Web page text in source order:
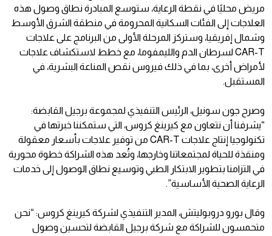
مريض محليًا في نقطة الرعاية، ستوسع المبادرة نطاق وصول هذه
العلاجات إلى الفئات السكانية المحرومة في منطقة الشرق الأوسط
وشمال إفريقيا، وستركز المرحلة الأولى من البرنامج على علاجات
CAR-T لسرطان الدم والليمفوما، مع خطط لاستكشاف علاجات
لأمراض أخرى، بما في ذلك فيروس نقص المناعة البشرية، في
المستقبل.
وصرح جون سونيل، الرئيس التنفيذي لمجموعة برجيل القابضة:
“يشرفنا أن نتعاون مع كيرينغ كروس، التي ستمكننا خبرتها في
تكنولوجيا إنتاج علاجات CAR-T من توفير علاجات بأسعار معقولة
ومنقذة للحياة لمجتمعاتنا وخارجها، وتُعد هذه الشراكة خطوة محورية
في التزامنا بتطوير الابتكار الطبي وتوسيع نطاق الوصول إلى خدمات
الرعاية الصحية الأساسية”.
وقال بورو دروبوليتش، المدير التنفيذي لشركة كيرينغ كروس: “نحن
متحمسون للشراكة مع شركة برجيل القابضة لتحسين وصول